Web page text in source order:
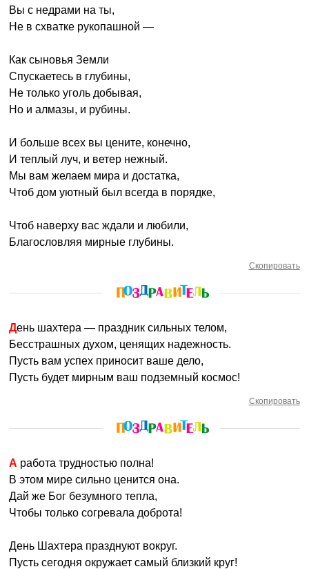
Вы с недрами на ты,
Не в схватке рукопашной —
Как сыновья Земли
Спускаетесь в глубины,
Не только уголь добывая,
Но и алмазы, и рубины.
И больше всех вы цените, конечно,
И теплый луч, и ветер нежный.
Мы вам желаем мира и достатка,
Чтоб дом уютный был всегда в порядке,
Чтоб наверху вас ждали и любили,
Благословляя мирные глубины.
Скопировать
День шахтера — праздник сильных телом,
Бесстрашных духом, ценящих надежность.
Пусть вам успех приносит ваше дело,
Пусть будет мирным ваш подземный космос!
Скопировать
А работа трудностью полна!
В этом мире сильно ценится она.
Дай же Бог безумного тепла,
Чтобы только согревала доброта!
День Шахтера празднуют вокруг.
Пусть сегодня окружает самый близкий круг!